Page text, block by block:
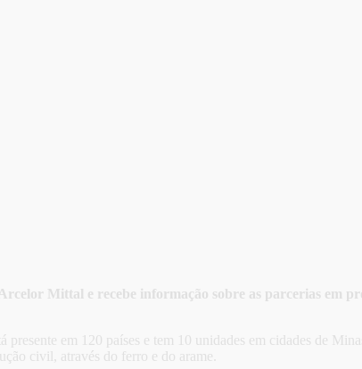
Mittal e recebe informação sobre as parcerias em
em 120 países e tem 10 unidades em cidades de
civil, através do ferro e do arame.